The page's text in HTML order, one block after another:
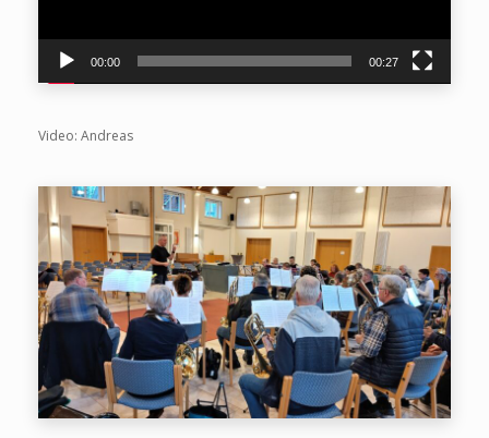
00:00 00:27
Video: Andreas